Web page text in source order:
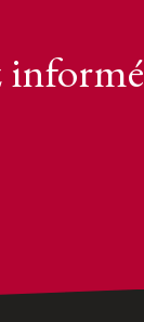
informé